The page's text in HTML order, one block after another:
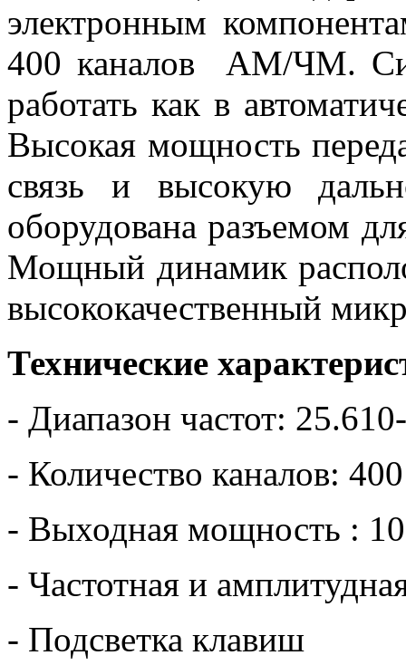
электронным
400 каналов АМ/ЧМ.
работать как в
Высокая мощность
связь и высокую
оборудована разъемом
Мощный динамик
высококачественный
Технические
- Диапазон частот:
- Количество каналов:
- Выходная мощность :
- Частотная и
- Подсветка клавиш